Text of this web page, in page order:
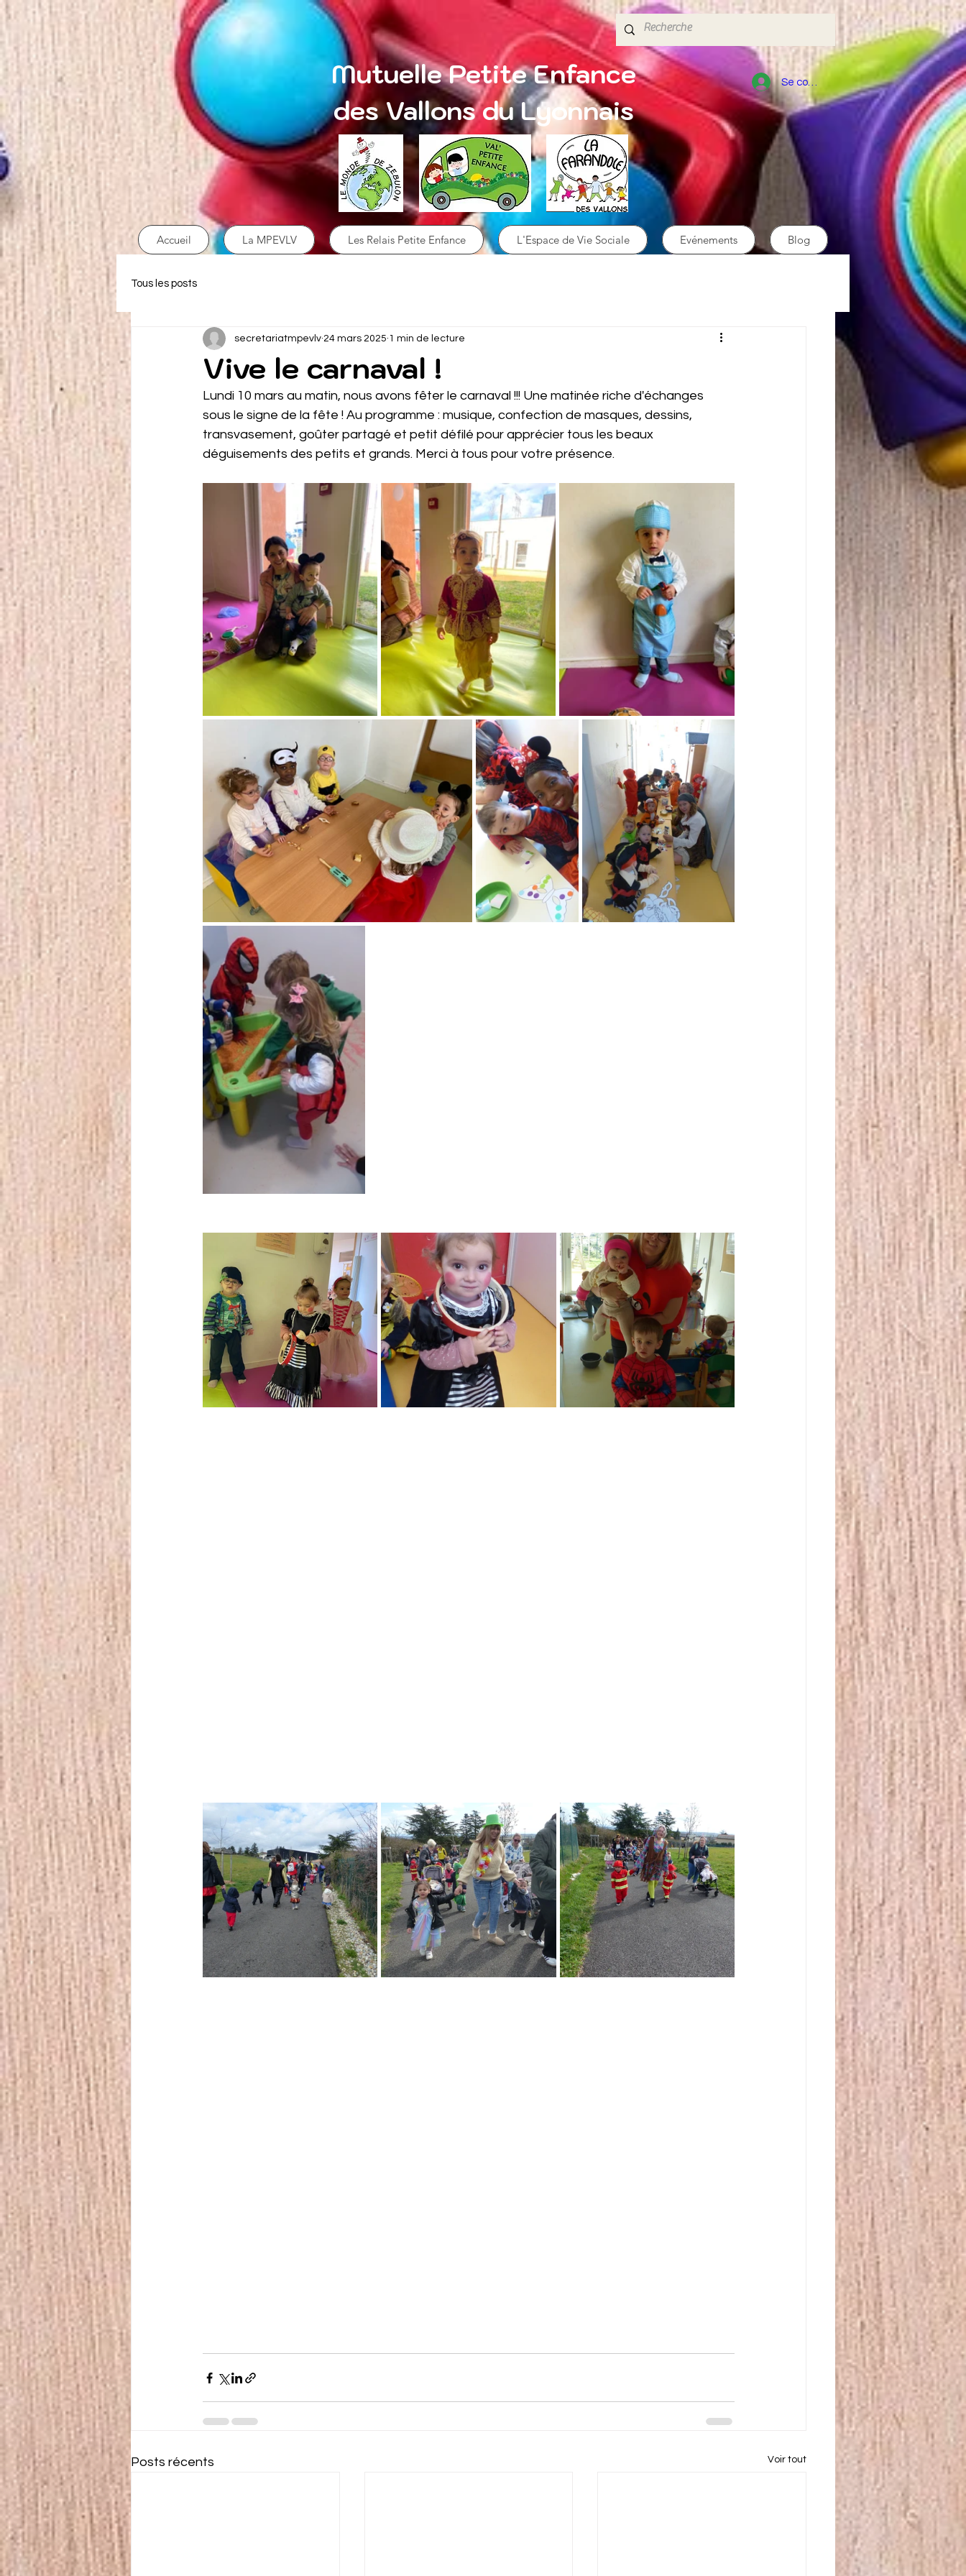
Mutuelle Petite Enfance
des Vallons du Lyonnais
Se connecter
Accueil La MPEVLV Les Relais Petite Enfance L'Espace de Vie Sociale Evénements Blog
Tous les posts
Vive le carnaval !
secretariatmpevlv 24 mars 2025 1 min de lecture
Lundi 10 mars au matin, nous avons fêter le carnaval !!! Une matinée riche d'échanges
sous le signe de la fête ! Au programme : musique, confection de masques, dessins,
transvasement, goûter partagé et petit défilé pour apprécier tous les beaux
déguisements des petits et grands. Merci à tous pour votre présence.
Posts récents Voir tout